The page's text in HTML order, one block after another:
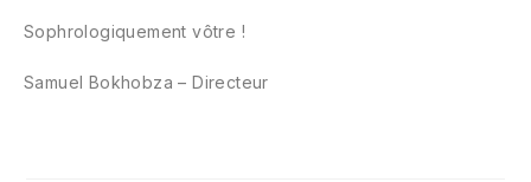
Sophrologiquement vôtre !
Samuel Bokhobza – Directeur